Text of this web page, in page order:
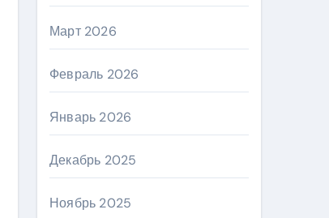
Март 2026
Февраль 2026
Январь 2026
Декабрь 2025
Ноябрь 2025